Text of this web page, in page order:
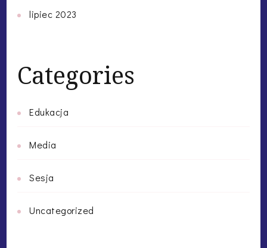
lipiec 2023
Categories
Edukacja
Media
Sesja
Uncategorized